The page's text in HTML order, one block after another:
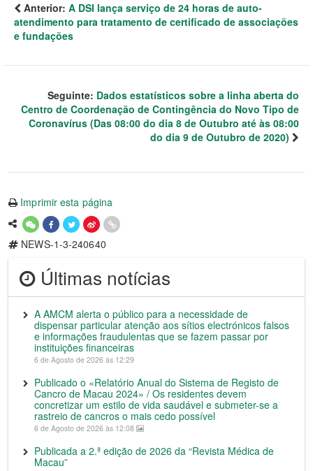
Anterior: A DSI lança serviço de 24 horas de auto-
atendimento para tratamento de certificado de associações
e fundações
Seguinte: Dados estatísticos sobre a linha aberta do
Centro de Coordenação de Contingência do Novo Tipo de
Coronavírus (Das 08:00 do dia 8 de Outubro até às 08:00
do dia 9 de Outubro de 2020)
Imprimir esta página
NEWS-1-3-240640
Últimas notícias
A AMCM alerta o público para a necessidade de
dispensar particular atenção aos sítios electrónicos falsos
e informações fraudulentas que se fazem passar por
instituições financeiras
6 de Agosto de 2026 às 12:29
Publicado o «Relatório Anual do Sistema de Registo de
Cancro de Macau 2024» / Os residentes devem
concretizar um estilo de vida saudável e submeter-se a
rastreio de cancros o mais cedo possível
6 de Agosto de 2026 às 12:08
Publicada a 2.ª edição de 2026 da “Revista Médica de
Macau”